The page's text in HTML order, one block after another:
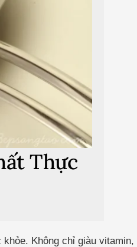
Thực
Không chỉ giàu vitamin,